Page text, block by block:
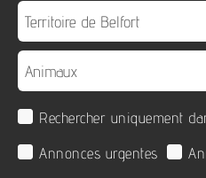
Rechercher uniquement
Annonces urgentes